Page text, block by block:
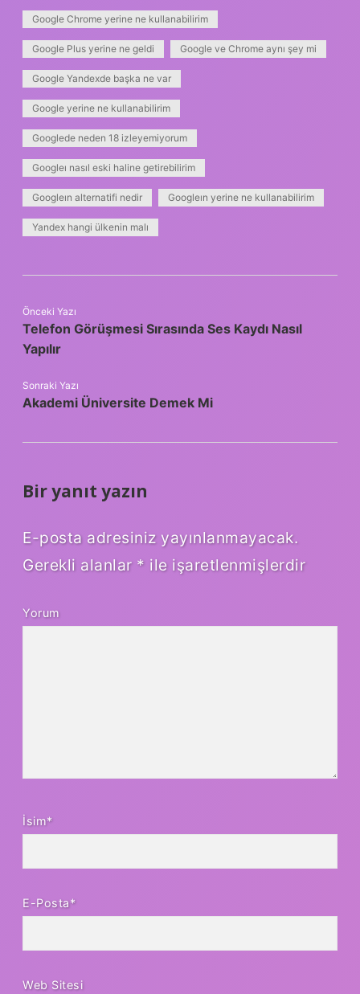
Google Chrome yerine ne kullanabilirim
Google Plus yerine ne geldi Google ve Chrome aynı şey mi
Google Yandexde başka ne var
Google yerine ne kullanabilirim
Googlede neden 18 izleyemiyorum
Googleı nasıl eski haline getirebilirim
Googleın alternatifi nedir Googleın yerine ne kullanabilirim
Yandex hangi ülkenin malı
Önceki Yazı
Telefon Görüşmesi Sırasında Ses Kaydı Nasıl
Yapılır
Sonraki Yazı
Akademi Üniversite Demek Mi
Bir yanıt yazın
E-posta adresiniz yayınlanmayacak.
Gerekli alanlar * ile işaretlenmişlerdir
Yorum
İsim*
E-Posta*
Web Sitesi